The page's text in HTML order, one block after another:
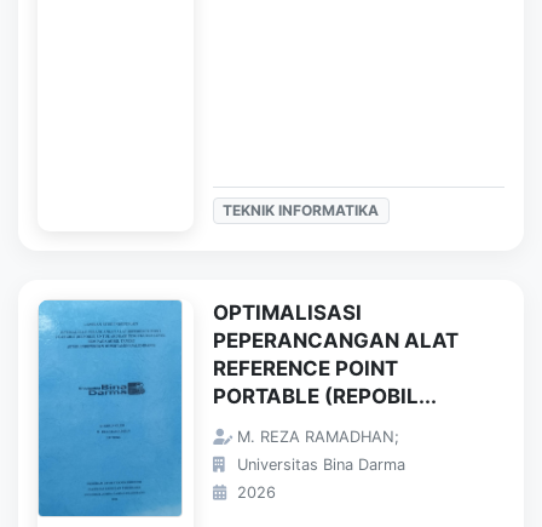
TEKNIK INFORMATIKA
OPTIMALISASI
PEPERANCANGAN ALAT
REFERENCE POINT
PORTABLE (REPOBIL...
M. REZA RAMADHAN;
Universitas Bina Darma
2026